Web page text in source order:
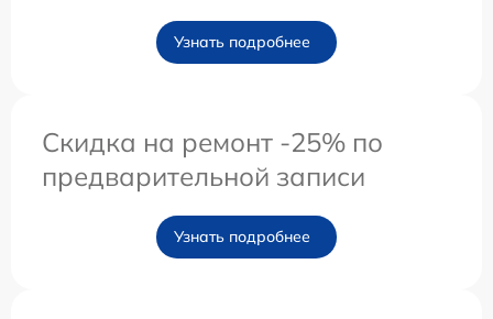
Узнать подробнее
Скидка на ремонт -25% по
предварительной записи
Узнать подробнее